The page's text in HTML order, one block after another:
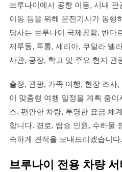
브루나이에서 공항 이동, 시내
이동 등을 위해 운전기사가 동행
당사는 브루나이 국제공항, 반다
제루동, 투통, 세리아, 쿠알라 벨
사관, 공장, 학교 및 주요 현지 관
출장, 관광, 가족 여행, 현장 조사
이 맞춤형 여행 일정을 계획 중
스, 편안한 차량, 투명한 요금 체
합니다. 경로, 탑승 인원, 수하물
속하게 견적을 보내드리겠습니다.
브루나이 전용 차량